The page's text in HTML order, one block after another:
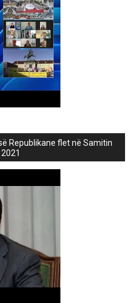
Republikane flet në Samitin